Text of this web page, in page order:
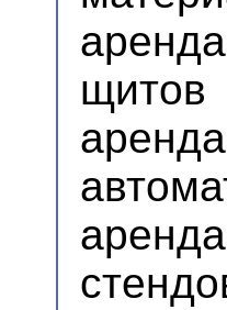
щитов